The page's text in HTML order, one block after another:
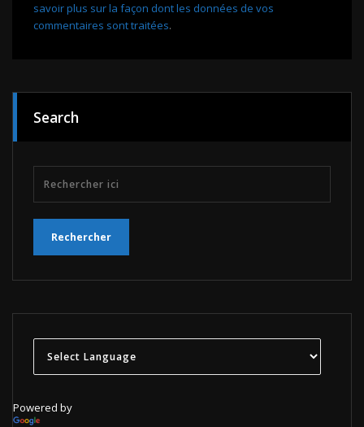
savoir plus sur la façon dont les données de vos
commentaires sont traitées.
Search
Powered by